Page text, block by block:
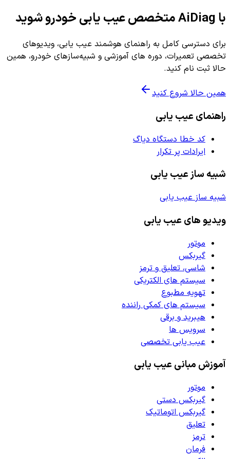
با AiDiag متخصص عیب یابی خودرو شوید
برای دسترسی کامل به راهنمای هوشمند عیب یابی، ویدیوهای
تخصصی تعمیرات، دوره های آموزشی و شبیه‌سازهای خودرو، همین
حالا ثبت نام کنید.
همین حالا شروع کنید
راهنمای عیب یابی
کد خطا دستگاه دیاگ
ایرادات پر تکرار
شبیه ساز عیب یابی
شبیه ساز عیب یابی
ویدیو های عیب یابی
موتور
گیربکس
شاسی، تعلیق و ترمز
سیستم های الکتریکی
تهویه مطبوع
سیستم های کمکی راننده
هیبرید و برقی
سرویس ها
عیب یابی تخصصی
آموزش مبانی عیب یابی
موتور
گیربکس دستی
گیربکس اتوماتیک
تعلیق
ترمز
فرمان